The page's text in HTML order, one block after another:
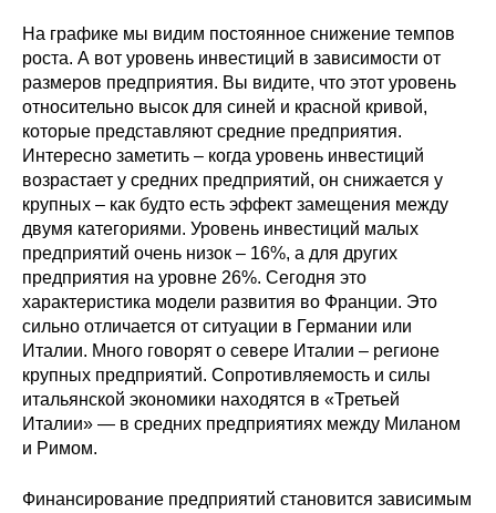
На графике мы видим постоянное снижение темпов
роста. А вот уровень инвестиций в зависимости от
размеров предприятия. Вы видите, что этот уровень
относительно высок для синей и красной кривой,
которые представляют средние предприятия.
Интересно заметить – когда уровень инвестиций
возрастает у средних предприятий, он снижается у
крупных – как будто есть эффект замещения между
двумя категориями. Уровень инвестиций малых
предприятий очень низок – 16%, а для других
предприятия на уровне 26%. Сегодня это
характеристика модели развития во Франции. Это
сильно отличается от ситуации в Германии или
Италии. Много говорят о севере Италии – регионе
крупных предприятий. Сопротивляемость и силы
итальянской экономики находятся в «Третьей
Италии» — в средних предприятиях между Миланом
и Римом.
Финансирование предприятий становится зависимым